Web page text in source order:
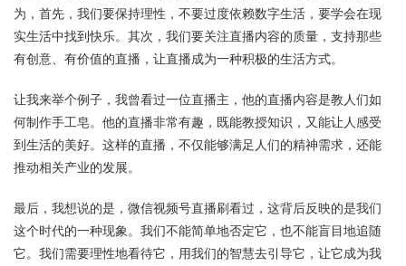
为，首先，我们要保持理性，不要过度依赖数字生活，要学会在现
实生活中找到快乐。其次，我们要关注直播内容的质量，支持那些
有创意、有价值的直播，让直播成为一种积极的生活方式。
让我来举个例子，我曾看过一位直播主，他的直播内容是教人们如
何制作手工皂。他的直播非常有趣，既能教授知识，又能让人感受
到生活的美好。这样的直播，不仅能够满足人们的精神需求，还能
推动相关产业的发展。
最后，我想说的是，微信视频号直播刷看过，这背后反映的是我们
这个时代的一种现象。我们不能简单地否定它，也不能盲目地追随
它。我们需要理性地看待它，用我们的智慧去引导它，让它成为我